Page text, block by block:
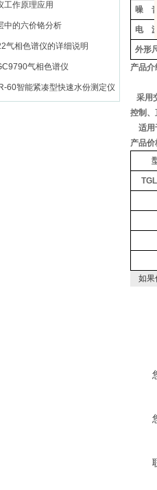
工作原理应用
中的六价铬分析
气相色谱仪的详细说明
气相色谱仪
60智能紧凑型快速水份测定仪
噪 音
电 源
外形
产品介
采用
控制、
适用
产品价
如果